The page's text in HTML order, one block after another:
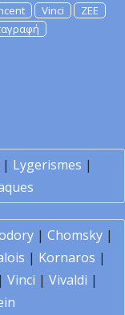
Vinci
ZEE
Lygerismes |
| Chomsky|
| Kornaros |
| Vinci | Vivaldi |